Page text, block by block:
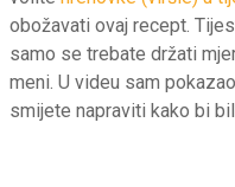
obožavati ovaj recept.
samo se trebate držati
meni. U videu sam
smijete napraviti kako bi